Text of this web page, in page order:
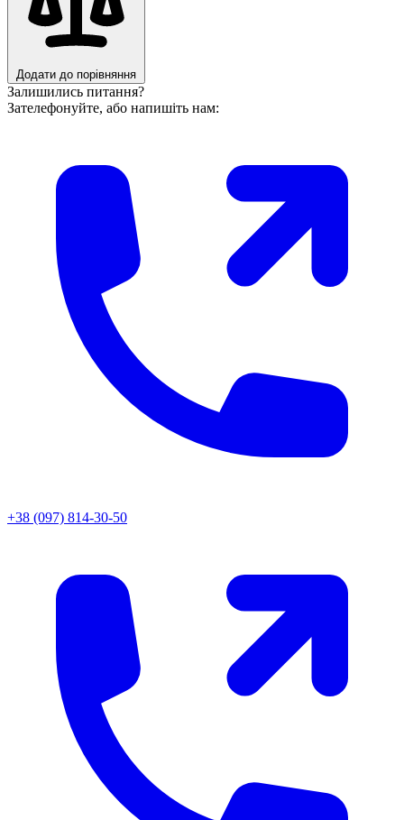
Додати до порівняння
Залишились питання?
Зателефонуйте, або напишіть нам:
+38 (097) 814-30-50